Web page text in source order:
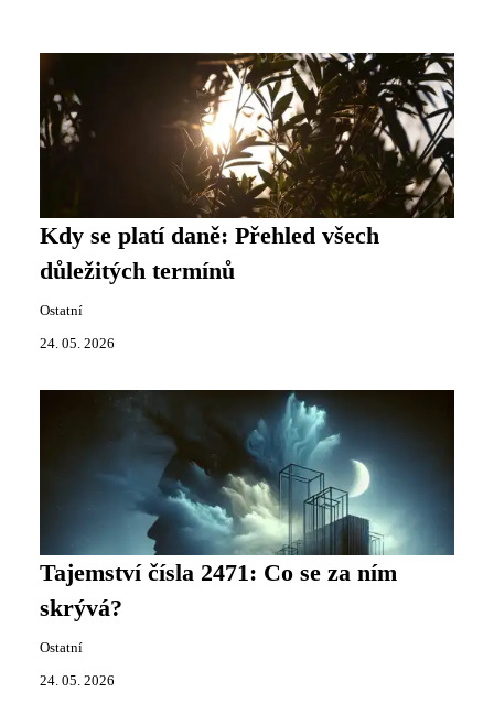
Kdy se platí daně: Přehled všech
důležitých termínů
Ostatní
24. 05. 2026
Tajemství čísla 2471: Co se za ním
skrývá?
Ostatní
24. 05. 2026